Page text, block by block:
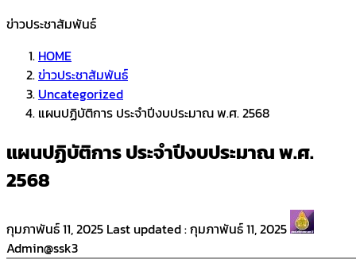
ข่าวประชาสัมพันธ์
HOME
ข่าวประชาสัมพันธ์
Uncategorized
แผนปฏิบัติการ ประจำปีงบประมาณ พ.ศ. 2568
แผนปฏิบัติการ ประจำปีงบประมาณ พ.ศ.
2568
กุมภาพันธ์ 11, 2025 Last updated :กุมภาพันธ์ 11, 2025
Admin@ssk3